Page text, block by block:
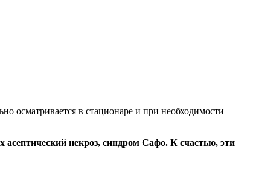
осматривается в стационаре и при необходимости
некроз, синдром Сафо. К счастью, эти